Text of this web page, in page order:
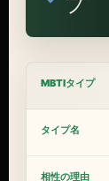
プ